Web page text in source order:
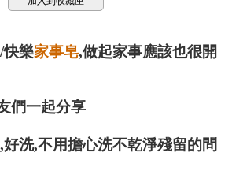
快樂家事皂,做起家事應該也很開
們一起分享
洗,不用擔心洗不乾淨殘留的問